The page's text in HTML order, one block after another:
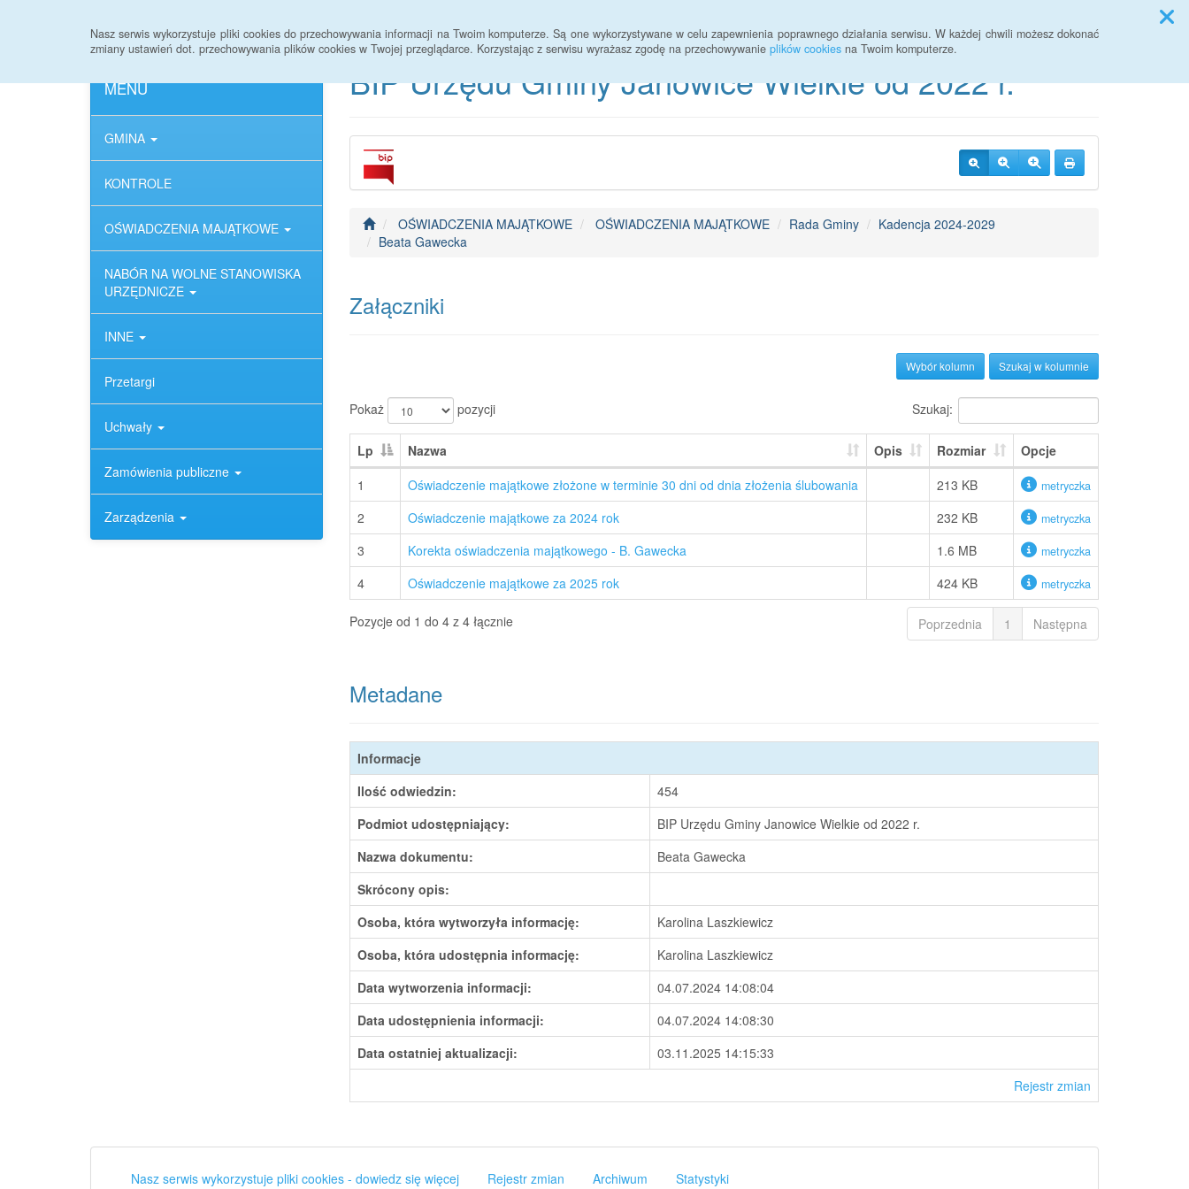
Nasz serwis wykorzystuje pliki cookies do przechowywania informacji na Twoim komputerze. Są one wykorzystywane w celu zapewnienia poprawnego działania serwisu. W każdej chwili możesz dokonać
zmiany ustawień dot. przechowywania plików cookies w Twojej przeglądarce. Korzystając z serwisu wyrażasz zgodę na przechowywanie plików cookies na Twoim komputerze.
MENU
GMINA
KONTROLE
OŚWIADCZENIA MAJĄTKOWE
NABÓR NA WOLNE STANOWISKA
URZĘDNICZE
INNE
Przetargi
Uchwały
Zamówienia publiczne
Zarządzenia
BIP Urzędu Gminy Janowice Wielkie od 2022 r.
OŚWIADCZENIA MAJĄTKOWE OŚWIADCZENIA MAJĄTKOWE Rada Gminy
Kadencja 2024-2029
Beata Gawecka
Załączniki
Szukaj w kolumnie
Wybór kolumn
Pokaż pozycji Szukaj:
Lp Nazwa Opis Rozmiar
Opcje
1
Oświadczenie majątkowe złożone w terminie 30 dni od dnia złożenia ślubowania 213 KB metryczka
2 Oświadczenie majątkowe za 2024 rok 232 KB metryczka
3 Korekta oświadczenia majątkowego - B. Gawecka 1.6 MB metryczka
4 Oświadczenie majątkowe za 2025 rok 424 KB metryczka
Pozycje od 1 do 4 z 4 łącznie Poprzednia 1 Następna
Metadane
Informacje
Ilość odwiedzin:
454
Podmiot udostępniający:
BIP Urzędu Gminy Janowice Wielkie od 2022 r.
Nazwa dokumentu:
Beata Gawecka
Skrócony opis:
Osoba, która wytworzyła informację:
Karolina Laszkiewicz
Osoba, która udostępnia informację:
Karolina Laszkiewicz
Data wytworzenia informacji:
04.07.2024 14:08:04
Data udostępnienia informacji:
04.07.2024 14:08:30
Data ostatniej aktualizacji:
03.11.2025 14:15:33
Rejestr zmian
Nasz serwis wykorzystuje pliki cookies - dowiedz się więcej Rejestr zmian Archiwum Statystyki